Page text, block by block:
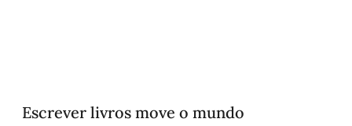
Escrever livros move o mundo